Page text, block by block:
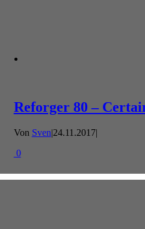
Reforger 80 –
Von Sven|24.11.2017|
0